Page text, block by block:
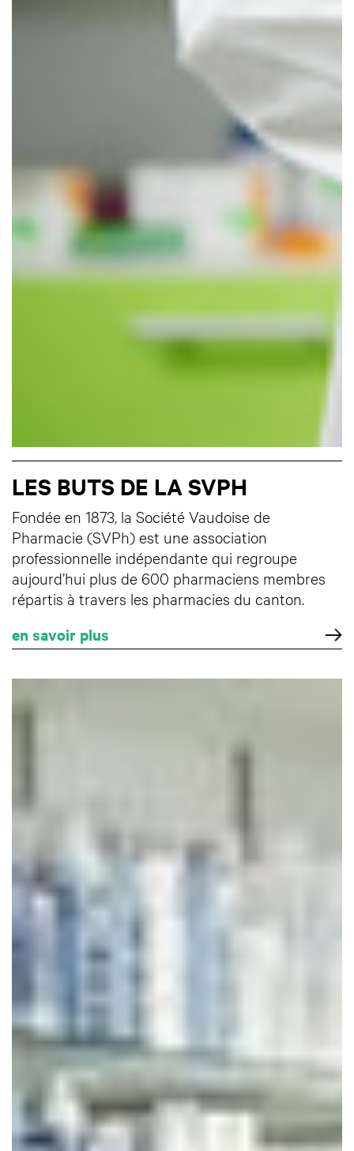
LES BUTS DE LA SVPH
Fondée en 1873, la Société Vaudoise de
Pharmacie (SVPh) est une association
professionnelle indépendante qui regroupe
aujourd’hui plus de 600 pharmaciens membres
répartis à travers les pharmacies du canton.
en savoir plus